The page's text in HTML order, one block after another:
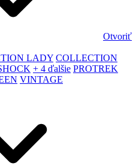
Otvoriť
LADY COLLECTION
+ 4 ďalšie PROTREK
VINTAGE